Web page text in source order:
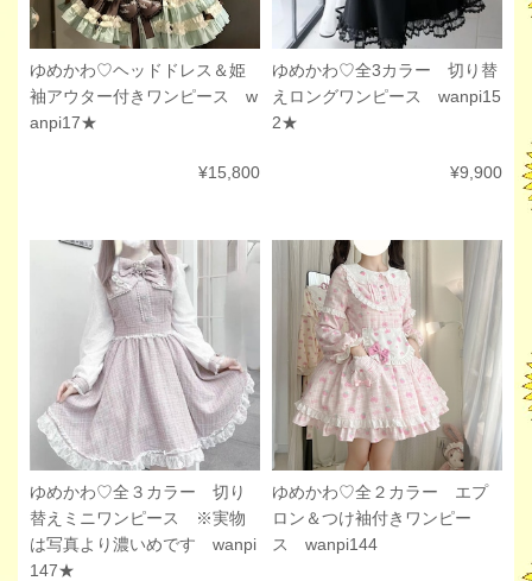
ゆめかわ♡ヘッドドレス＆姫
袖アウター付きワンピース w
anpi17★
¥15,800
ゆめかわ♡全3カラー 切り替
えロングワンピース wanpi15
2★
¥9,900
ゆめかわ♡全３カラー 切り
替えミニワンピース ※実物
は写真より濃いめです wanpi
147★
ゆめかわ♡全２カラー エプ
ロン＆つけ袖付きワンピー
ス wanpi144